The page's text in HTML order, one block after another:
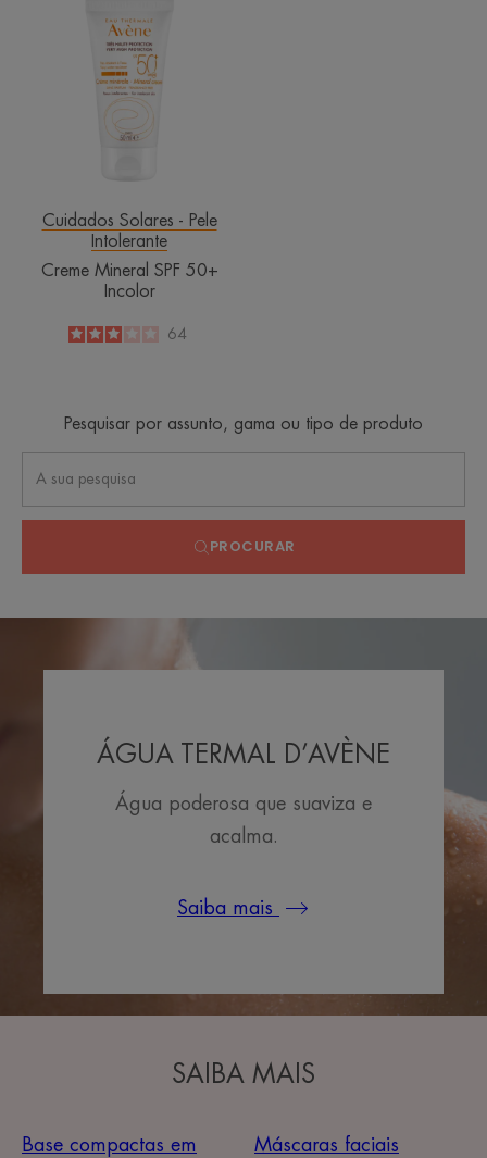
Mineral
SPF
50+
Incolor
Cuidados Solares - Pele
Intolerante
Creme Mineral SPF 50+
Incolor
3
/
5
64
Pesquisar por assunto, gama ou tipo de produto
PROCURAR
ÁGUA TERMAL D’AVÈNE
Água poderosa que suaviza e
acalma.
Saiba mais
SAIBA MAIS
Base compactas em
Máscaras faciais